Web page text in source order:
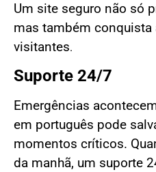
Um site seguro não só
mas também conquista
visitantes.
Suporte 24/7
Emergências
em português pode
momentos críticos.
da manhã, um suporte